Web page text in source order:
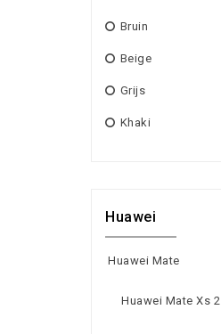
Bruin
Beige
Grijs
Khaki
Huawei
Huawei Mate
Huawei Mate Xs 2